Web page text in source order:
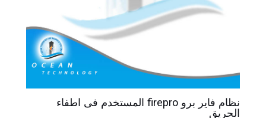
نظام فاير برو firepro المستخدم فى اطفاء
الحريق